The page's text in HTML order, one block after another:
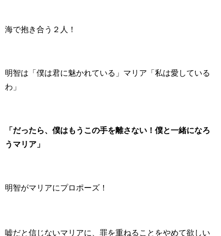
海で抱き合う２人！
明智は「僕は君に魅かれている」マリア「私は愛している
わ」
「だったら、僕はもうこの手を離さない！僕と一緒になろ
うマリア」
明智がマリアにプロポーズ！
嘘だと信じないマリアに、罪を重ねることをやめて欲しい